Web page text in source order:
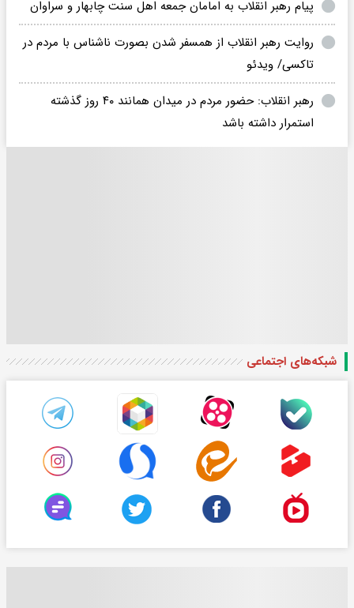
پیام رهبر انقلاب به امامان جمعه اهل سنت چابهار و سراوان
روایت رهبر انقلاب از همسفر شدن بصورت ناشناس با مردم در
تاکسی‌/ ویدئو
رهبر انقلاب: حضور مردم در میدان همانند ۴۰ روز گذشته
استمرار داشته باشد
شبکه‌های اجتماعی